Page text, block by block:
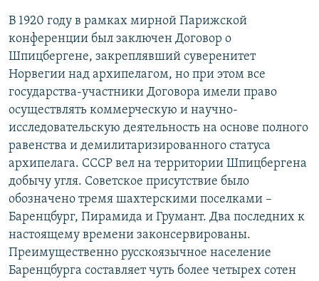
В 1920 году в рамках мирной Парижской
конференции был заключен Договор о
Шпицбергене, закреплявший суверенитет
Норвегии над архипелагом, но при этом все
государства-участники Договора имели право
осуществлять коммерческую и научно-
исследовательскую деятельность на основе полного
равенства и демилитаризированного статуса
архипелага. СССР вел на территории Шпицбергена
добычу угля. Советское присутствие было
обозначено тремя шахтерскими поселками –
Баренцбург, Пирамида и Грумант. Два последних к
настоящему времени законсервированы.
Преимущественно русскоязычное население
Баренцбурга составляет чуть более четырех сотен